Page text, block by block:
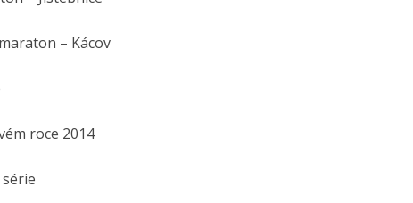
– Kácov
roce 2014